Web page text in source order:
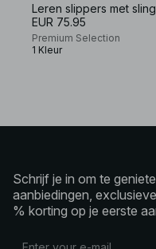
Leren slippers met
EUR 75.95
Premium Selection
1 Kleur
Schrijf je in om te
aanbiedingen,
% korting op je eerste